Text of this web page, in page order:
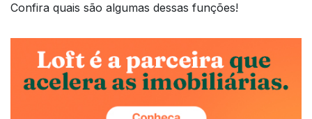
Confira quais são algumas dessas funções!